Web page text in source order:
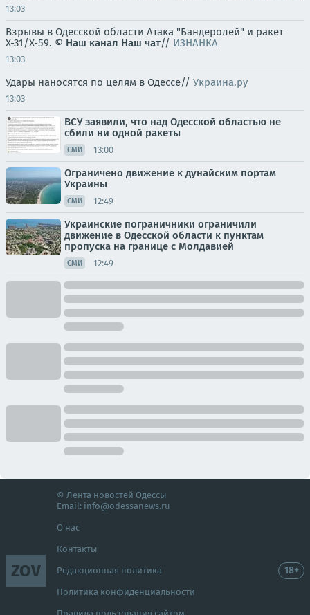
13:03
Взрывы в Одесской области Атака "Бандеролей" и ракет
Х-31/Х-59. © Наш канал Наш чат// ИЗНАНКА
13:03
Удары наносятся по целям в Одессе// Украина.ру
13:03
ВСУ заявили, что над Одесской областью не
сбили ни одной ракеты
СМИ 13:00
Ограничено движение к дунайским портам
Украины
СМИ 12:49
Украинские пограничники ограничили
движение в Одесской области к пунктам
пропуска на границе с Молдавией
СМИ 12:49
ZOV
© Лента новостей Одессы
Email: info@odessanews.ru
О нас
Контакты
Редакционная политика
Политика конфиденциальности
18+